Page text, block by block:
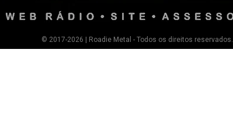
© 2017-2026 | Roadie Metal - Todos os direitos reservados.